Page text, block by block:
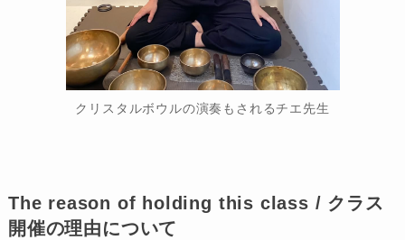
クリスタルボウルの演奏もされるチエ先生
The reason of holding this class / クラス
開催の理由について